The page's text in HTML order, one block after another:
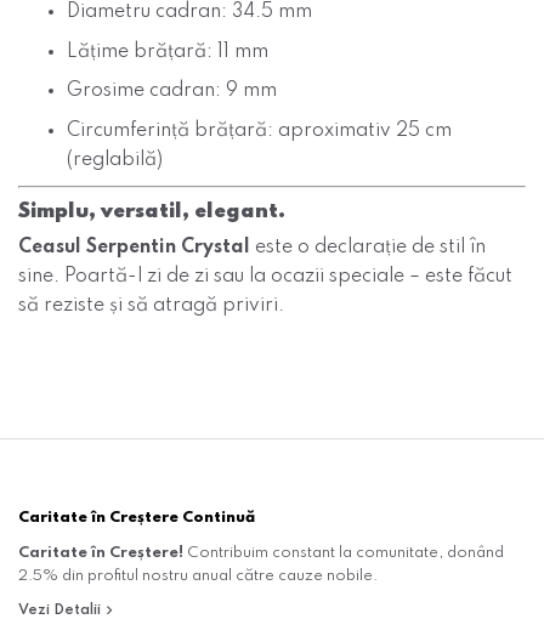
Diametru cadran: 34.5 mm
Lățime brățară: 11 mm
Grosime cadran: 9 mm
Circumferință brățară: aproximativ 25 cm
(reglabilă)
Simplu, versatil, elegant.
Ceasul Serpentin Crystal este o declarație de stil în
sine. Poartă-l zi de zi sau la ocazii speciale – este făcut
să reziste și să atragă priviri.
Caritate în Creștere Continuă
Caritate în Creștere! Contribuim constant la comunitate, donând
2.5% din profitul nostru anual către cauze nobile.
Vezi Detalii